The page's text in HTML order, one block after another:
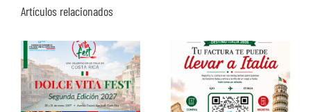
Artículos relacionados